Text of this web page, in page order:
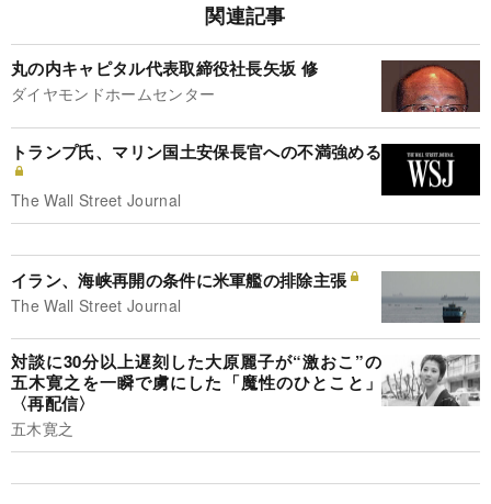
関連記事
丸の内キャピタル代表取締役社長矢坂 修
ダイヤモンドホームセンター
トランプ氏、マリン国土安保長官への不満強める
The Wall Street Journal
イラン、海峡再開の条件に米軍艦の排除主張
The Wall Street Journal
対談に30分以上遅刻した大原麗子が“激おこ”の
五木寛之を一瞬で虜にした「魔性のひとこと」
〈再配信〉
五木寛之